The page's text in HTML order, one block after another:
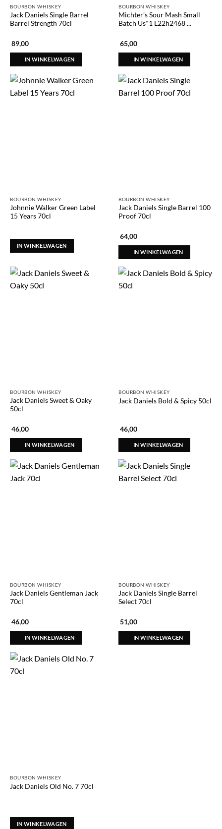
BOURBON WHISKEY
Jack Daniels Single Barrel
Barrel Strength 70cl
89,00
IN WINKELWAGEN
BOURBON WHISKEY
Michter’s Sour Mash Small
Batch Us*1 L22h2468 ...
65,00
IN WINKELWAGEN
BOURBON WHISKEY
Johnnie Walker Green Label
15 Years 70cl
IN WINKELWAGEN
BOURBON WHISKEY
Jack Daniels Single Barrel 100
Proof 70cl
64,00
IN WINKELWAGEN
BOURBON WHISKEY
Jack Daniels Sweet & Oaky
50cl
46,00
IN WINKELWAGEN
BOURBON WHISKEY
Jack Daniels Bold & Spicy 50cl
46,00
IN WINKELWAGEN
BOURBON WHISKEY
Jack Daniels Gentleman Jack
70cl
46,00
IN WINKELWAGEN
BOURBON WHISKEY
Jack Daniels Single Barrel
Select 70cl
51,00
IN WINKELWAGEN
BOURBON WHISKEY
Jack Daniels Old No. 7 70cl
IN WINKELWAGEN